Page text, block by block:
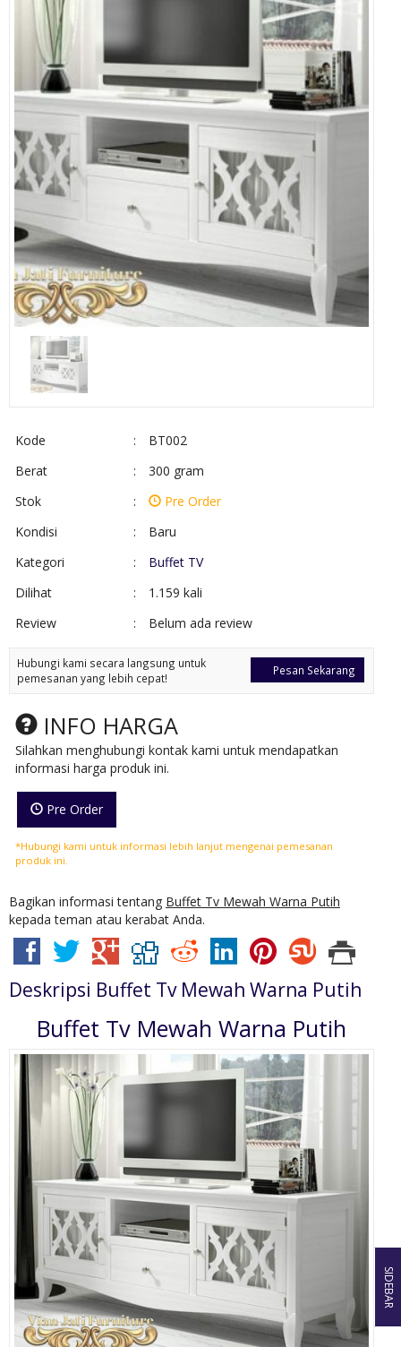
Kode :
BT002
Berat
:
300 gram
Stok
:
Pre Order
Kondisi
:
Baru
Kategori
:
Buffet TV
Dilihat
:
1.159 kali
Review
: Belum ada review
Pesan Sekarang
Hubungi kami secara langsung untuk
pemesanan yang lebih cepat!
INFO HARGA
Silahkan menghubungi kontak kami untuk mendapatkan
informasi harga produk ini.
Pre Order
*Hubungi kami untuk informasi lebih lanjut mengenai pemesanan
produk ini.
Bagikan informasi tentang Buffet Tv Mewah Warna Putih
kepada teman atau kerabat Anda.
Deskripsi Buffet Tv Mewah Warna Putih
Buffet Tv Mewah Warna Putih
SIDEBAR